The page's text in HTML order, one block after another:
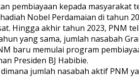
pembiayaan kepada masyarakat
Nobel Perdamaian di tahun
Hingga akhir tahun 2023, PNM
yang sama, jumlah nasabah
baru memulai program
Presiden BJ Habibie.
jumlah nasabah aktif PNM